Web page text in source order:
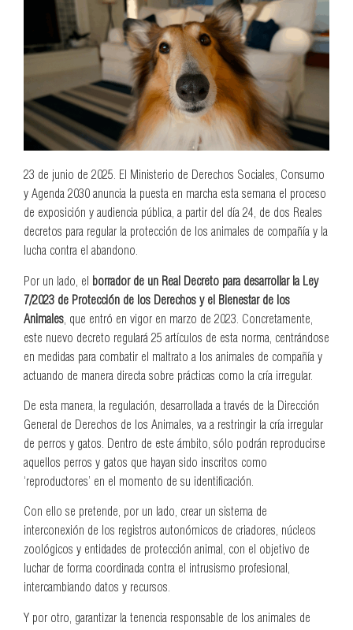
23 de junio de 2025. El Ministerio de Derechos Sociales, Consumo
y Agenda 2030 anuncia la puesta en marcha esta semana el proceso
de exposición y audiencia pública, a partir del día 24, de dos Reales
decretos para regular la protección de los animales de compañía y la
lucha contra el abandono.
Por un lado, el
borrador de un Real Decreto para desarrollar la Ley
7/2023 de Protección de los Derechos y el Bienestar de los
Animales , que entró en vigor en marzo de 2023. Concretamente,
este nuevo decreto regulará 25 artículos de esta norma, centrándose
en medidas para combatir el maltrato a los animales de compañía y
actuando de manera directa sobre prácticas como la cría irregular.
De esta manera, la regulación, desarrollada a través de la Dirección
General de Derechos de los Animales, va a restringir la cría irregular
de perros y gatos. Dentro de este ámbito, sólo podrán reproducirse
aquellos perros y gatos que hayan sido inscritos como
‘reproductores’ en el momento de su identificación.
Con ello se pretende, por un lado, crear un sistema de
interconexión de los registros autonómicos de criadores, núcleos
zoológicos y entidades de protección animal, con el objetivo de
luchar de forma coordinada contra el intrusismo profesional,
intercambiando datos y recursos.
Y por otro, garantizar la tenencia responsable de los animales de